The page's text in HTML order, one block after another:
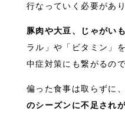
行なっていく必要があり
豚肉や大豆、じゃがいも
ラル」や「ビタミン」
中症対策にも繋がるので
偏った食事は取らずに
のシーズンに不足され